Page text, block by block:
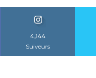
4,144
Suiveurs